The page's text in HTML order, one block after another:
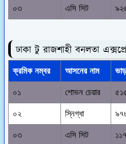
০৩ এসি সিট
ঢাকা টু রাজশাহী বনলতা
ক্রমিক নম্বর আসনের নাম
০১ শোভন চেয়ার
০২ স্নিগ্ধা
০৩ এসি সিট